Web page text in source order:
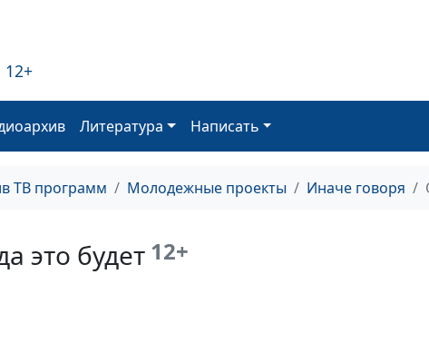
12+
Литература Написать
ТВ программ Молодежные проекты Иначе говоря
это будет 12+
выбрать?